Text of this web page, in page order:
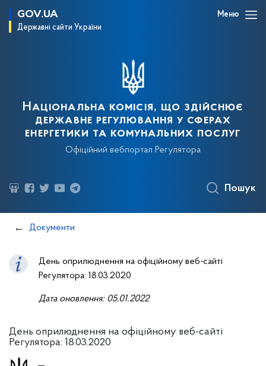
GOV.UA
Державні сайти України
Меню
Національна комісія, що здійснює
державне регулювання у сферах
енергетики та комунальних послуг
Офіційний вебпортал Регулятора
Пошук
Документи
День оприлюднення на офіційному веб-сайті
Регулятора: 18.03.2020
Дата оновлення: 05.01.2022
День оприлюднення на офіційному веб-сайті
Регулятора: 18.03.2020